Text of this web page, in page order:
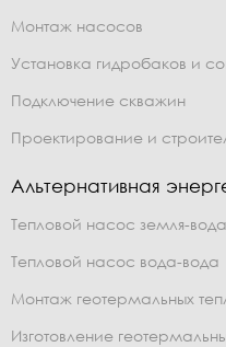
Монтаж насосов
Установка гидробаков и
Подключение скважин
Проектирование и
Альтернативная
Тепловой насос земля-вода
Тепловой насос вода-вода
Монтаж геотермальных
Изготовление